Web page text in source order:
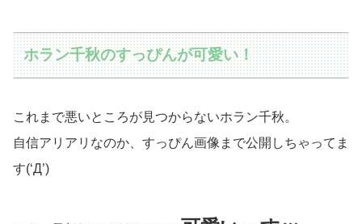
ホラン千秋のすっぴんが可愛い！
これまで悪いところが見つからないホラン千秋。
自信アリアリなのか、すっぴん画像まで公開しちゃってま
す(‘Д’)